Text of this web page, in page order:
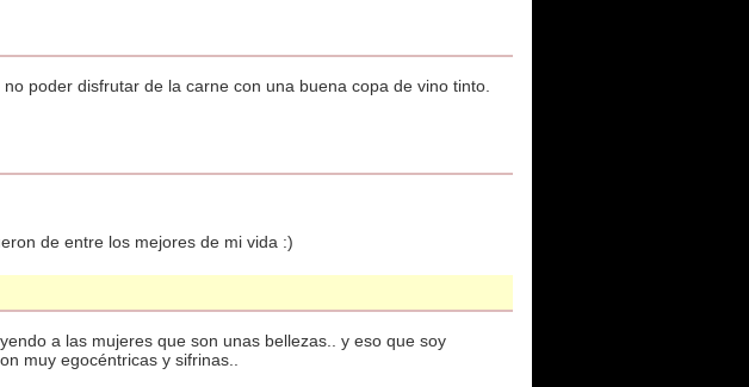
poder disfrutar de la carne con una buena copa de vino tinto.
de entre los mejores de mi vida :)
a las mujeres que son unas bellezas.. y eso que soy
muy egocéntricas y sifrinas..